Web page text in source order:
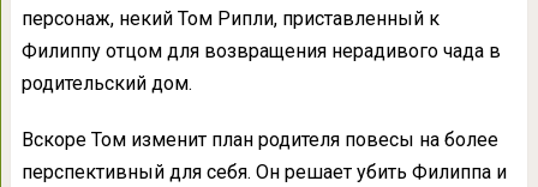
персонаж, некий Том Рипли, приставленный к
Филиппу отцом для возвращения нерадивого чада в
родительский дом.
Вскоре Том изменит план родителя повесы на более
перспективный для себя. Он решает убить Филиппа и